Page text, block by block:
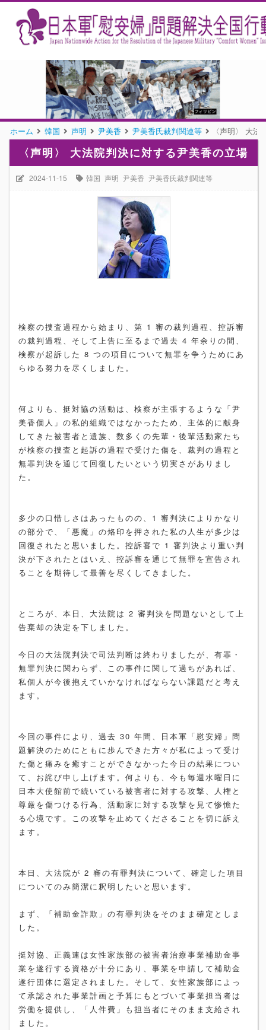
ホーム 韓国 声明 尹美香 尹美香氏裁判関連等 〈声明〉 大
〈声明〉 大法院判決に対する尹美香の立場
2024-11-15 韓国 声明 尹美香 尹美香氏裁判関連等
検察の捜査過程から始まり、第 1 審の裁判過程、控訴審
の裁判過程、そして上告に至るまで過去 4 年余りの間、
検察が起訴した 8 つの項目について無罪を争うためにあ
らゆる努力を尽くしました。
何よりも、挺対協の活動は、検察が主張するような「尹
美香個人」の私的組織ではなかったため、主体的に献身
してきた被害者と遺族、数多くの先輩・後輩活動家たち
が検察の捜査と起訴の過程で受けた傷を、裁判の過程と
無罪判決を通じて回復したいという切実さがありまし
た。
多少の口惜しさはあったものの、1 審判決によりかなり
の部分で、「悪魔」の烙印を押された私の人生が多少は
回復されたと思いました。控訴審で 1 審判決より重い判
決が下されたとはいえ、控訴審を通じて無罪を宣告され
ることを期待して最善を尽くしてきました。
ところが、本日、大法院は 2 審判決を問題ないとして上
告棄却の決定を下しました。
今日の大法院判決で司法判断は終わりましたが、有罪・
無罪判決に関わらず、この事件に関して過ちがあれば、
私個人が今後抱えていかなければならない課題だと考え
ます。
今回の事件により、過去 30 年間、日本軍「慰安婦」問
題解決のためにともに歩んできた方々が私によって受け
た傷と痛みを癒すことができなかった今日の結果につい
て、お詫び申し上げます。何よりも、今も毎週水曜日に
日本大使館前で続いている被害者に対する攻撃、人権と
尊厳を傷つける行為、活動家に対する攻撃を見て惨憺た
る心境です。この攻撃を止めてくださることを切に訴え
ます。
本日、大法院が 2 審の有罪判決について、確定した項目
についてのみ簡潔に釈明したいと思います。
まず、「補助金詐欺」の有罪判決をそのまま確定としま
した。
挺対協、正義連は女性家族部の被害者治療事業補助金事
業を遂行する資格が十分にあり、事業を申請して補助金
遂行団体に選定されました。そして、女性家族部によっ
て承認された事業計画と予算にもとづいて事業担当者は
労働を提供し、「人件費」も担当者にそのまま支給され
ました。